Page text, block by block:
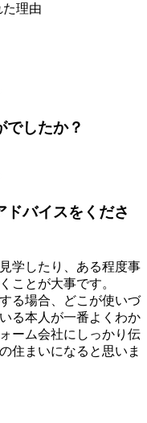
理由
でしたか？
ドバイスをくださ
学したり、ある程度事
ことが大事です。
る場合、どこが使いづ
る本人が一番よくわか
ーム会社にしっかり伝
住まいになると思いま